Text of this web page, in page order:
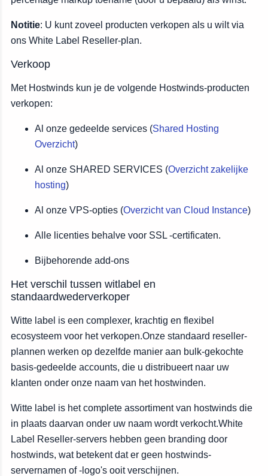
Notitie: U kunt zoveel producten verkopen als u wilt via
ons White Label Reseller-plan.
Verkoop
Met Hostwinds kun je de volgende Hostwinds-producten
verkopen:
Al onze gedeelde services (Shared Hosting
Overzicht)
Al onze SHARED SERVICES (Overzicht zakelijke
hosting)
Al onze VPS-opties (Overzicht van Cloud Instance)
Alle licenties behalve voor SSL -certificaten.
Bijbehorende add-ons
Het verschil tussen witlabel en
standaardwederverkoper
Witte label is een complexer, krachtig en flexibel
ecosysteem voor het verkopen.Onze standaard reseller-
plannen werken op dezelfde manier aan bulk-gekochte
basis-gedeelde accounts, die u distribueert naar uw
klanten onder onze naam van het hostwinden.
Witte label is het complete assortiment van hostwinds die
in plaats daarvan onder uw naam wordt verkocht.White
Label Reseller-servers hebben geen branding door
hostwinds, wat betekent dat er geen hostwinds-
servernamen of -logo's ooit verschijnen.